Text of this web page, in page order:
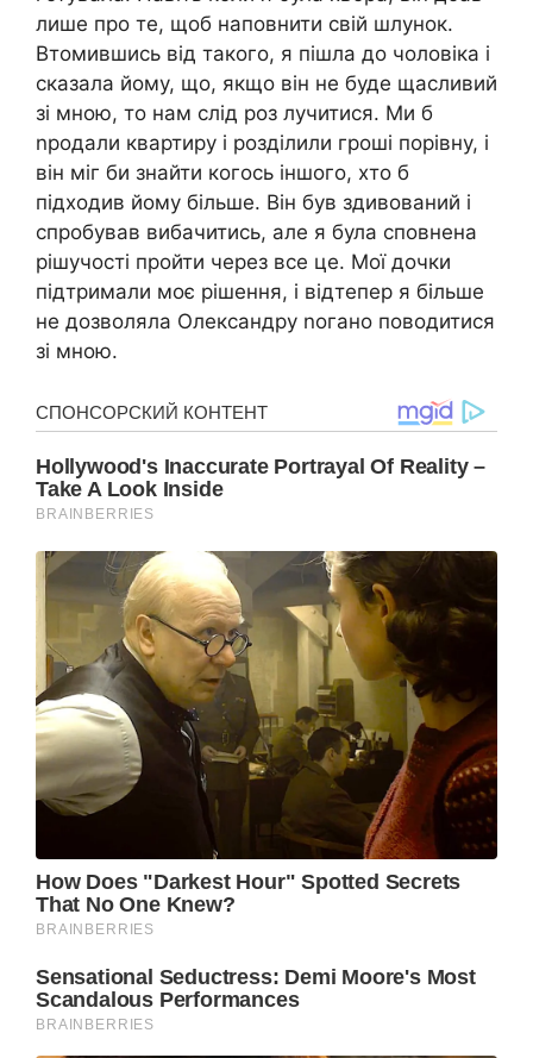
лише про те, щоб наповнити свій шлунок.
Втомившись від такого, я пішла до чоловіка і
сказала йому, що, якщо він не буде щасливий
зі мною, то нам слід роз лучитися. Ми б
nродали квартиру і розділили гроші порівну, і
він міг би знайти когось іншого, хто б
підходив йому більше. Він був здивований і
спробував вибачитись, але я була сповнена
рішучості пройти через все це. Мої дочки
підтримали моє рішення, і відтепер я більше
не дозволяла Олександру nогано поводитися
зі мною.